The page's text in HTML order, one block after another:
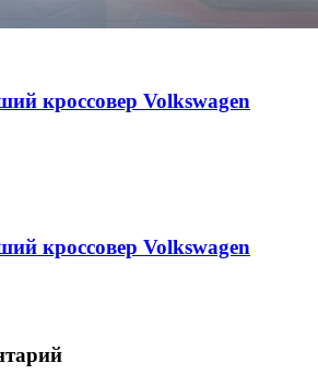
кроссовер Volkswagen
кроссовер Volkswagen